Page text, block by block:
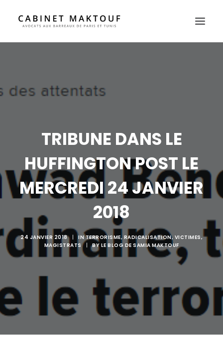
AVOCATS
CONTACT
EN
TRIBUNE DANS LE
HUFFINGTON POST LE
MERCREDI 24 JANVIER
2018
24 JANVIER 2018 | INTERRORISME, RADICALISATION, VICTIMES,
MAGISTRATS
| BY LE BLOG DE SAMIA MAKTOUF